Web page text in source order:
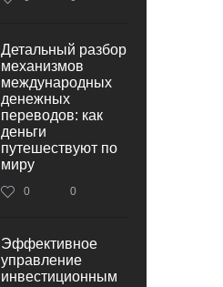
Детальный разбор
механизмов
международных
денежных
переводов: как
деньги
путешествуют по
миру
0 0
Эффективное
управление
инвестиционным